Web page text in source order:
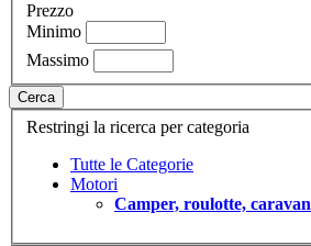
Prezzo
Minimo
Massimo
Cerca
Restringi la ricerca per categoria
Tutte le Categorie
Motori
Camper, roulotte, caravan